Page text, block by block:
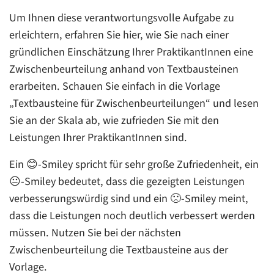
Um Ihnen diese verantwortungsvolle Aufgabe zu
erleichtern, erfahren Sie hier, wie Sie nach einer
gründlichen Einschätzung Ihrer PraktikantInnen eine
Zwischenbeurteilung anhand von Textbausteinen
erarbeiten. Schauen Sie einfach in die Vorlage
„Textbausteine für Zwischenbeurteilungen“ und lesen
Sie an der Skala ab, wie zufrieden Sie mit den
Leistungen Ihrer PraktikantInnen sind.
Ein 😊-Smiley spricht für sehr große Zufriedenheit, ein
😐-Smiley bedeutet, dass die gezeigten Leistungen
verbesserungswürdig sind und ein 🙁-Smiley meint,
dass die Leistungen noch deutlich verbessert werden
müssen. Nutzen Sie bei der nächsten
Zwischenbeurteilung die Textbausteine aus der
Vorlage.